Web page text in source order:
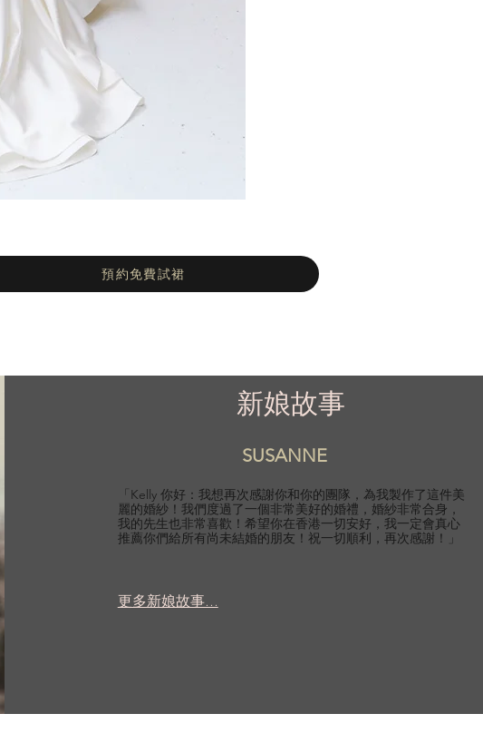
預約免費試裙
新娘故事
SUSANNE
「Kelly 你好：我想再次感謝你和你的團隊，為我製作了這件美
麗的婚紗！我們度過了一個非常美好的婚禮，婚紗非常合身，
我的先生也非常喜歡！希望你在香港一切安好，我一定會真心
推薦你們給所有尚未結婚的朋友！祝一切順利，再次感謝！」
更多新娘故事...